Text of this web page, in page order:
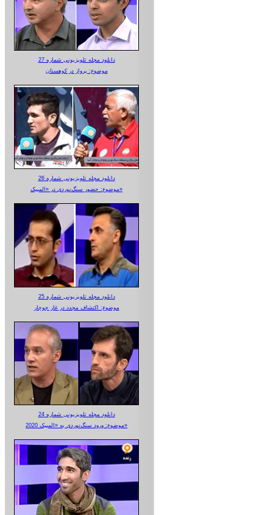
دانلود مجله تلویزیونی شماره 27
موضوع: پرواز در کوهستان
دانلود مجله تلویزیونی شماره 26
موضوع: حضور سنگ‌نوردی در «المپیک»
دانلود مجله تلویزیونی شماره 25
موضوع: اکتشاف مجدد در غار جوجار
دانلود مجله تلویزیونی شماره 24
موضوع: ورود سنگ‌نوردی به «المپیک 2020»